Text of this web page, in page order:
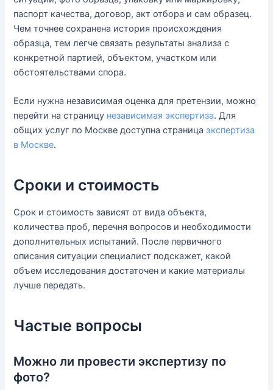
паспорт качества, договор, акт отбора и сам образец.
Чем точнее сохранена история происхождения
образца, тем легче связать результаты анализа с
конкретной партией, объектом, участком или
обстоятельствами спора.
Если нужна независимая оценка для претензии, можно
перейти на страницу независимая экспертиза. Для
общих услуг по Москве доступна страницаэкспертиза
в Москве.
Сроки и стоимость
Срок и стоимость зависят от вида объекта,
количества проб, перечня вопросов и необходимости
дополнительных испытаний. После первичного
описания ситуации специалист подскажет, какой
объем исследования достаточен и какие материалы
лучше передать.
Частые вопросы
Можно ли провести экспертизу по
фото?